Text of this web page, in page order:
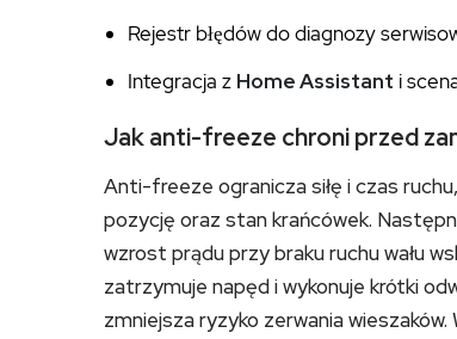
Rejestr błędów do diagnozy
Integracja z Home Assistant i
Jak anti-freeze chroni przed
Anti-freeze ogranicza siłę i czas
pozycję oraz stan krańcówek.
wzrost prądu przy braku ruchu wału
zatrzymuje napęd i wykonuje krótki
zmniejsza ryzyko zerwania wieszaków.